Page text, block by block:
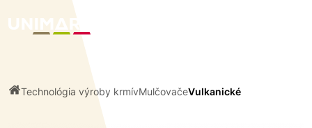
Technológia výroby krmívMulčovačeVulkanické